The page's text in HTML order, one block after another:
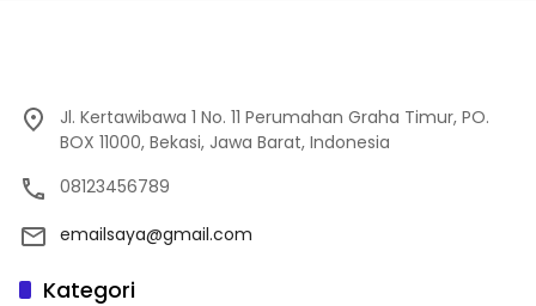
Jl. Kertawibawa 1 No. 11 Perumahan Graha Timur, PO.
BOX 11000, Bekasi, Jawa Barat, Indonesia
08123456789
emailsaya@gmail.com
Kategori